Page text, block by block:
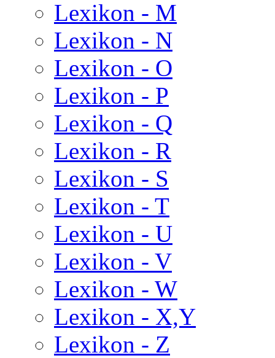
Lexikon - M
Lexikon - N
Lexikon - O
Lexikon - P
Lexikon - Q
Lexikon - R
Lexikon - S
Lexikon - T
Lexikon - U
Lexikon - V
Lexikon - W
Lexikon - X,Y
Lexikon - Z